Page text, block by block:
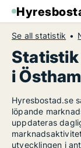
Se all statistik
Statistik
i
Hyresbostad.se
löpande
uppdateras
utvecklingen i